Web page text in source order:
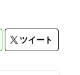
ツイート